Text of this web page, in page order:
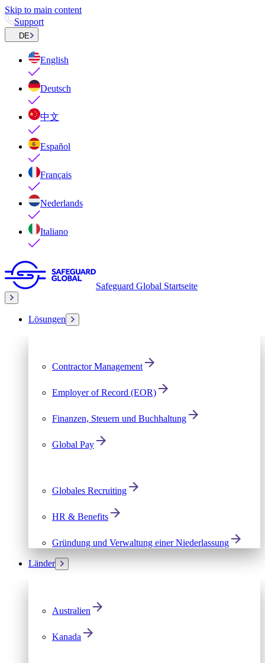
Skip to main content
Support
DE
English
Deutsch
中文
Español
Français
Nederlands
Italiano
Safeguard Global Startseite
Lösungen
Contractor Management
Employer of Record (EOR)
Finanzen, Steuern und Buchhaltung
Global Pay
Globales Recruiting
HR & Benefits
Gründung und Verwaltung einer Niederlassung
Länder
Australien
Kanada